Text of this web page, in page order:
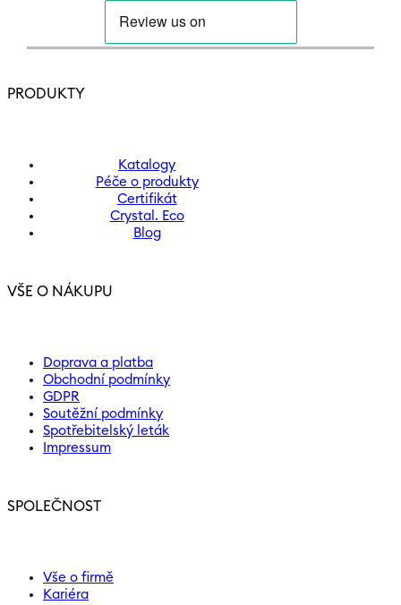
PRODUKTY
Katalogy
Péče o produkty
Certifikát
Crystal. Eco
Blog
VŠE O NÁKUPU
Doprava a platba
Obchodní podmínky
GDPR
Soutěžní podmínky
Spotřebitelský leták
Impressum
SPOLEČNOST
Vše o firmě
Kariéra